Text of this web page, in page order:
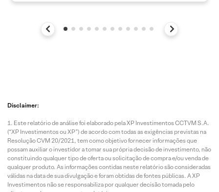
Disclaimer:
Este relatório de análise foi elaborado pela XP Investimentos CCTVM S.A.
(“XP Investimentos ou XP”) de acordo com todas as exigências previstas na
Resolução CVM 20/2021, tem como objetivo fornecer informações que
possam auxiliar o investidor a tomar sua própria decisão de investimento, não
constituindo qualquer tipo de oferta ou solicitação de compra e/ou venda de
qualquer produto. As informações contidas neste relatório são consideradas
válidas na data de sua divulgação e foram obtidas de fontes públicas. A XP
Investimentos não se responsabiliza por qualquer decisão tomada pelo